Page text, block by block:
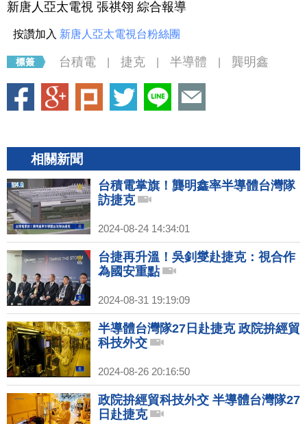
新唐人亞太電視 張祺翎 綜合報導
按讚加入 新唐人亞太電視台粉絲團
台積電 捷克 半導體 龔明鑫
相關新聞
台積電掌旗！龔明鑫率半導體台灣隊
訪捷克
2024-08-24 14:34:01
台捷再升溫！吳釗燮赴捷克：視合作
為國安重點
2024-08-31 19:19:09
半導體台灣隊27日赴捷克 政院拚經貿
科技外交
2024-08-26 20:16:50
政院拚經貿科技外交 半導體台灣隊27
日赴捷克